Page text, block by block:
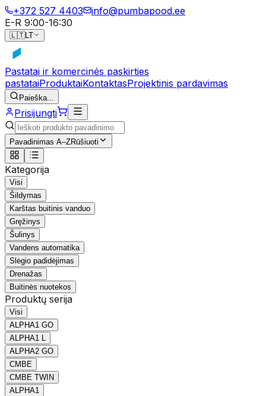
+372 527 4403
info@pumbapood.ee
E-R 9:00-16:30
🇱🇹LT
Pastatai ir komercinės paskirties
pastataiProduktaiKontaktasProjektinis pardavimas
Paieška...
Prisijungti
Pavadinimas A–ZRūšiuoti
Kategorija
Visi
Šildymas
Karštas buitinis vanduo
Gręžinys
Šulinys
Vandens automatika
Slėgio padidėjimas
Drenažas
Buitinės nuotekos
Produktų serija
Visi
ALPHA1 GO
ALPHA1 L
ALPHA2 GO
CMBE
CMBE TWIN
ALPHA1